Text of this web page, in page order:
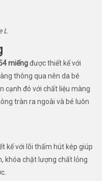
L
miếngđược thiết kế với
thông qua nên da bé
cạnh đó với chất liệu màng
tràn ra ngoài và bé luôn
kế với lõi thấm hút kép giúp
khóa chặt lượng chất lỏng